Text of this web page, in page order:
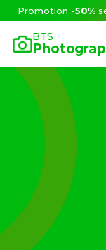
Promotion -50%
BTS